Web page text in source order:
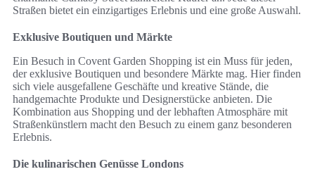
Straßen bietet ein einzigartiges Erlebnis und eine große Auswahl.
Exklusive Boutiquen und Märkte
Ein Besuch in Covent Garden Shopping ist ein Muss für jeden,
der exklusive Boutiquen und besondere Märkte mag. Hier finden
sich viele ausgefallene Geschäfte und kreative Stände, die
handgemachte Produkte und Designerstücke anbieten. Die
Kombination aus Shopping und der lebhaften Atmosphäre mit
Straßenkünstlern macht den Besuch zu einem ganz besonderen
Erlebnis.
Die kulinarischen Genüsse Londons